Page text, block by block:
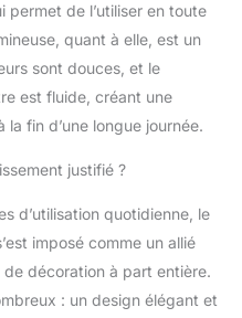
permet de l’utiliser en toute
quant à elle, est un
sont douces, et le
est fluide, créant une
fin d’une longue journée.
justifié ?
d’utilisation quotidienne, le
imposé comme un allié
décoration à part entière.
: un design élégant et